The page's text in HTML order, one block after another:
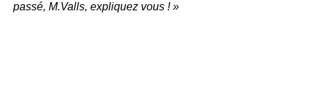
passé, M.Valls, expliquez vous ! »